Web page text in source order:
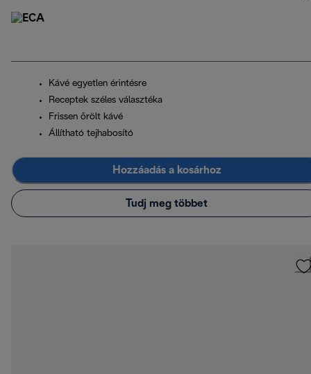
Kávé egyetlen érintésre
Receptek széles választéka
Frissen őrölt kávé
Állítható tejhabosító
Hozzáadás a kosárhoz
Tudj meg többet